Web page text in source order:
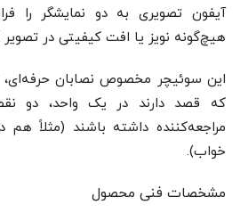
آیفون تصویری به دو نمایشگر را
هیچ‌گونه نویز یا افت کیفیتی در تصویر
این سوئیچر مخصوص نصابان حرفه‌ای،
که قصد دارند در یک واحد، دو
مراجعه‌کننده داشته باشند (مثلاً هم
خواب).
مشخصات فنی محصول